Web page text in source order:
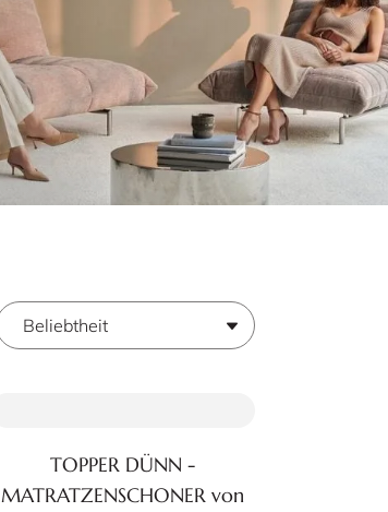
Zum Produkt
TOPPER DÜNN -
MATRATZENSCHONER von